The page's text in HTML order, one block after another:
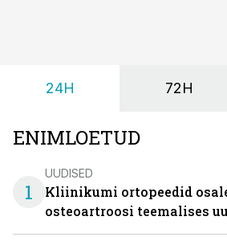
24H 72H
ENIMLOETUD
1
UUDISED
Kliinikumi ortopeedid
osteoartroosi teemalises